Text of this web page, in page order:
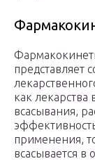
представляет
как лекарства
всасывания,
применения,
всасывается в